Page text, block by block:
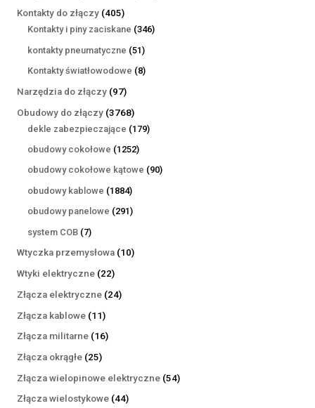
Kontakty do złączy 405405
produktów
Kontakty i piny zaciskane 346346
kontakty pneumatyczne 5151
produktów
Kontakty światłowodowe 88
Narzędzia do złączy 9797
produktów
Obudowy do złączy 37683768
produktów
dekle zabezpieczające 179179
obudowy cokołowe 12521252
produkty
obudowy cokołowe kątowe 9090
obudowy kablowe 18841884
produkty
obudowy panelowe 291291
system COB 77
produktów
Wtyczka przemysłowa 1010
Wtyki elektryczne 2222
produkty
Złącza elektryczne 2424
Złącza kablowe 1111
produktów
Złącza militarne 1616
Złącza okrągłe 2525
produktów
Złącza wielopinowe elektryczne 5454
Złącza wielostykowe 4444